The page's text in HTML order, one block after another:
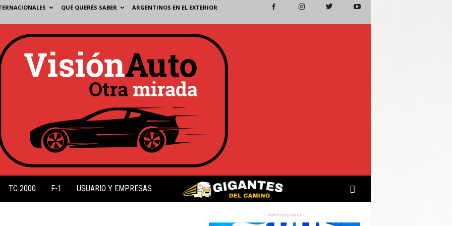
QUÉ QUERÉS SABER ARGENTINOS EN EL EXTERIOR
TC 2000 F-1 USUARIO Y EMPRESAS
- Advertisement -